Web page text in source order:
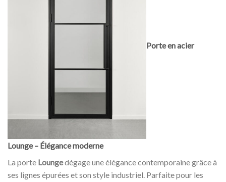
Porte en acier
Lounge – Élégance moderne
La porte Loungedégage une élégance contemporaine grâce à
ses lignes épurées et son style industriel. Parfaite pour les